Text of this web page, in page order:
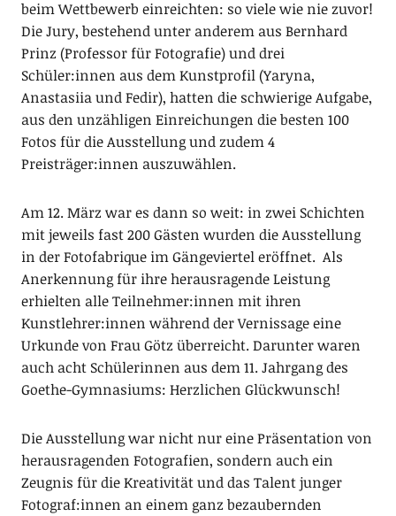
beim Wettbewerb einreichten: so viele wie nie zuvor!
Die Jury, bestehend unter anderem aus Bernhard
Prinz (Professor für Fotografie) und drei
Schüler:innen aus dem Kunstprofil (Yaryna,
Anastasiia und Fedir), hatten die schwierige Aufgabe,
aus den unzähligen Einreichungen die besten 100
Fotos für die Ausstellung und zudem 4
Preisträger:innen auszuwählen.
Am 12. März war es dann so weit: in zwei Schichten
mit jeweils fast 200 Gästen wurden die Ausstellung
in der Fotofabrique im Gängeviertel eröffnet. Als
Anerkennung für ihre herausragende Leistung
erhielten alle Teilnehmer:innen mit ihren
Kunstlehrer:innen während der Vernissage eine
Urkunde von Frau Götz überreicht. Darunter waren
auch acht Schülerinnen aus dem 11. Jahrgang des
Goethe-Gymnasiums: Herzlichen Glückwunsch!
Die Ausstellung war nicht nur eine Präsentation von
herausragenden Fotografien, sondern auch ein
Zeugnis für die Kreativität und das Talent junger
Fotograf:innen an einem ganz bezaubernden